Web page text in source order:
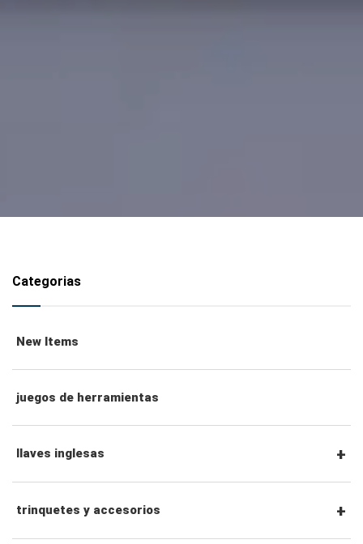
Categorias
New Items
juegos de herramientas
llaves inglesas
llaves combinadas
trinquetes y accesorios